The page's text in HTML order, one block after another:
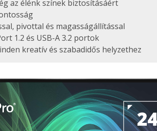
az élénk színek biztosításáért
pivottal és magasságállítással
1.2 és USB-A 3.2 portok
kreatív és szabadidős helyzethez